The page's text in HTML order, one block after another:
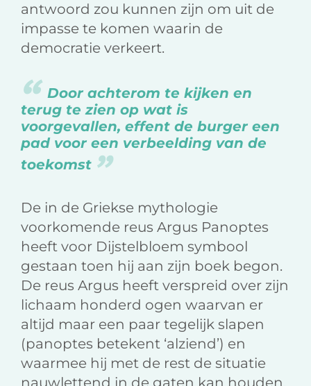
antwoord zou kunnen zijn om uit de
impasse te komen waarin de
democratie verkeert.
Door achterom te kijken en
terug te zien op wat is
voorgevallen, effent de burger een
pad voor een verbeelding van de
toekomst
De in de Griekse mythologie
voorkomende reus Argus Panoptes
heeft voor Dijstelbloem symbool
gestaan toen hij aan zijn boek begon.
De reus Argus heeft verspreid over zijn
lichaam honderd ogen waarvan er
altijd maar een paar tegelijk slapen
(panoptes betekent ‘alziend’) en
waarmee hij met de rest de situatie